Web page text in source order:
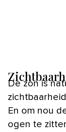
De zon is
En om nou
ogen te